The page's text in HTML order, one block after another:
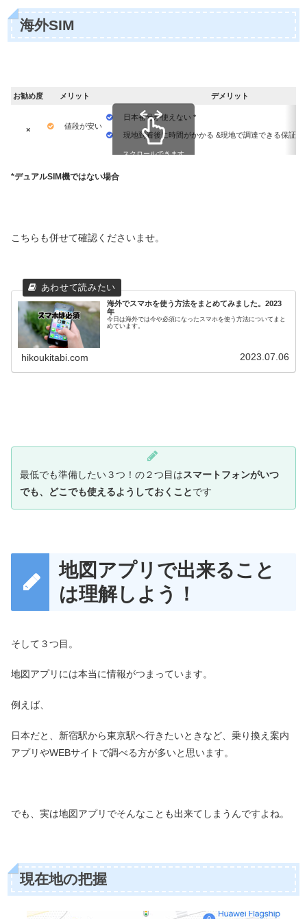
海外SIM
お勧め度 メリット デメリット
× 値段が安い
日本番号が使えない *
現地到着後に時間がかかる &現地で調達できる保証が
スクロールできます
*デュアルSIM機ではない場合
こちらも併せて確認くださいませ。
海外でスマホを使う方法をまとめてみました。2023
年
今日は海外では今や必須になったスマホを使う方法についてまと
めています。
hikoukitabi.com 2023.07.06
最低でも準備したい３つ！の２つ目はスマートフォンがいつ
でも、どこでも使えるようしておくことです
地図アプリで出来ること
は理解しよう！
そして３つ目。
地図アプリには本当に情報がつまっています。
例えば、
日本だと、新宿駅から東京駅へ行きたいときなど、乗り換え案内
アプリやWEBサイトで調べる方が多いと思います。
でも、実は地図アプリでそんなことも出来てしまうんですよね。
現在地の把握